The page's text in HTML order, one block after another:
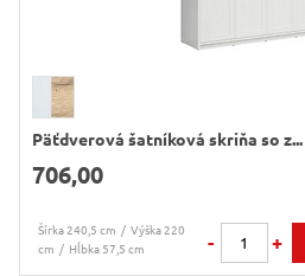
Päťdverová šatníková skriňa so z...
706,00
Šírka 240,5 cm
Výška 220
cm
Hĺbka 57,5 cm - +